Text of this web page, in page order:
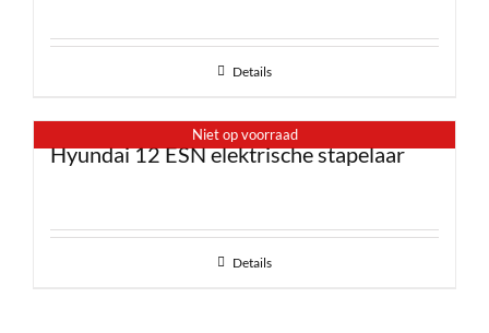
Details
Niet op voorraad
Hyundai 12 ESN elektrische stapelaar
Details